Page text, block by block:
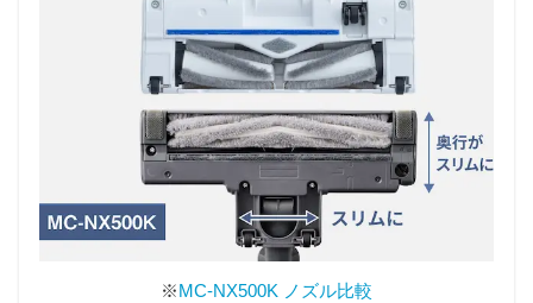
※MC-NX500K ノズル比較